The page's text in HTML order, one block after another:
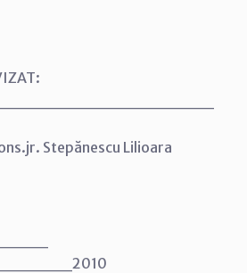
Stepănescu Lilioara